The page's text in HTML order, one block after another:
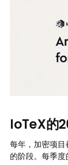
IoTeX的
每年，加密项
的阶段。每季